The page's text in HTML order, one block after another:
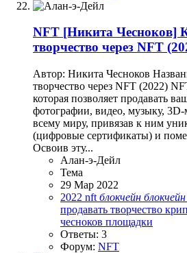
NFT [Никита Чесноков]
творчество через NFT
Автор: Никита Чесноков
творчество через NFT (2022)
которая позволяет продавать
фотографии, видео, музыку,
всему миру, привязав к ним
(цифровые сертификаты) и
Освоив эту...
Алан-э-Дейл
Тема
29 Мар 2022
2022 nft блокчейн блокчейн
продавать творчество
чесноков площадки
Ответы: 3
Форум: NFT